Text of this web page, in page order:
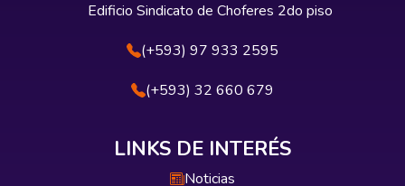
Edificio Sindicato de Choferes 2do piso
(+593) 97 933 2595
(+593) 32 660 679
LINKS DE INTERÉS
Noticias